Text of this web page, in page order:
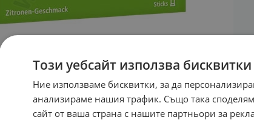
Този уебсайт използва бисквитки
Ние използваме бисквитки, за да
анализираме нашия трафик. Също така
сайт от ваша страна с нашите партньори за